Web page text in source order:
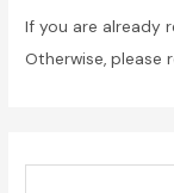
If you are already
Otherwise, please